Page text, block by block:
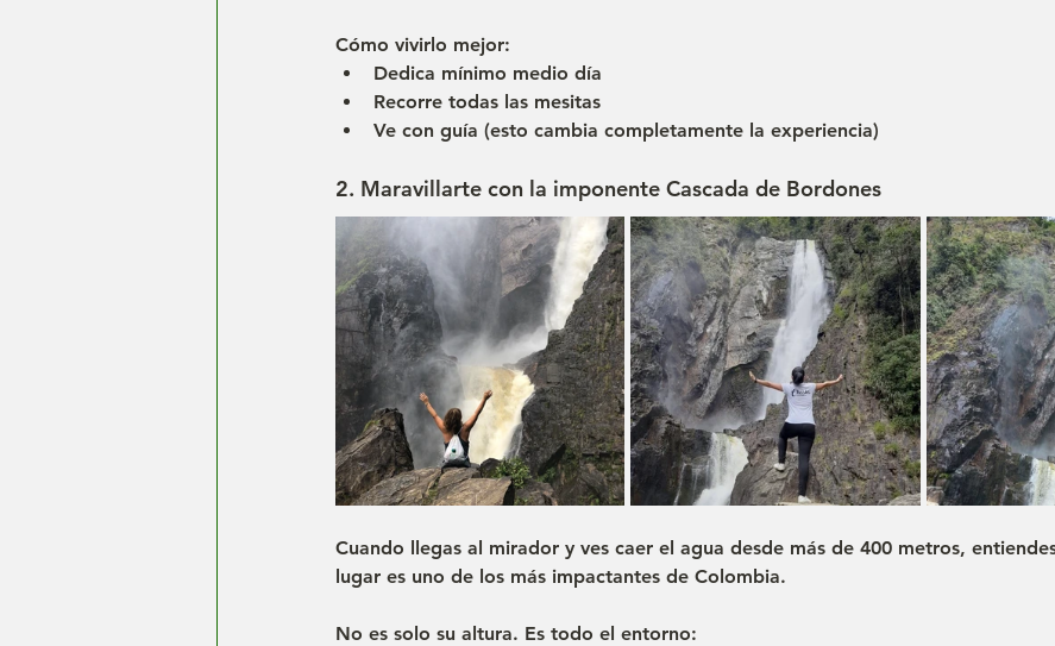
Cómo vivirlo mejor:
Dedica mínimo medio día
Recorre todas las mesitas
Ve con guía (esto cambia completamente la experiencia)
2. Maravillarte con la imponente Cascada de Bordones
Cuando llegas al mirador y ves caer el agua desde más de 400 metros,
lugar es uno de los más impactantes de Colombia.
No es solo su altura. Es todo el entorno: